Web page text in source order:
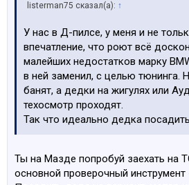
listerman75 сказал(а): ↑
У нас в Д-пилсе, у меня и не
впечатление, что роют всё
малейших недостатков марку
в ней заменил, с целью
банят, а дедки на жигулях или
техосмотр проходят.
Так что идеально дедка
Ты на Мазде попробуй заехать на
основной проверочный инструмент